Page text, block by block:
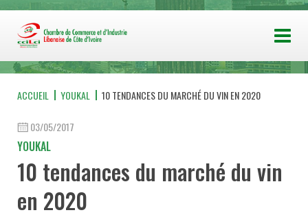
ACCUEIL YOUKAL 10 TENDANCES DU MARCHÉ DU VIN EN 2020
03/05/2017
YOUKAL
10 tendances du marché du vin
en 2020